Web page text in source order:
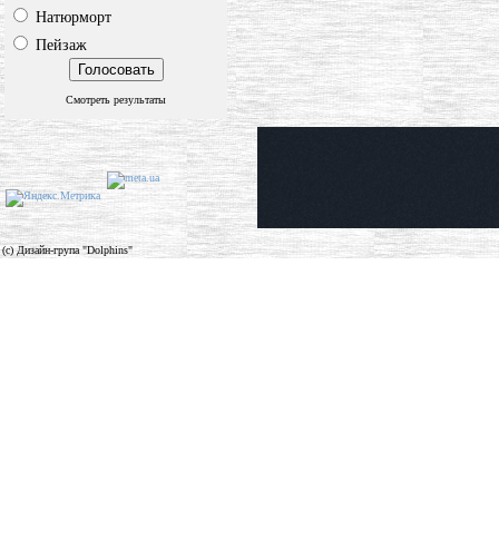
Натюрморт
Пейзаж
Смотреть результаты
(c) Дизайн-група "Dolphins"